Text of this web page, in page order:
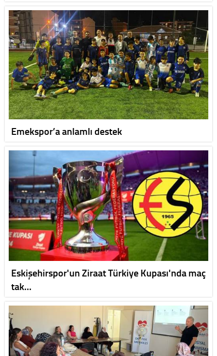
Emekspor’a anlamlı destek
Eskişehirspor'un Ziraat Türkiye Kupası'nda maç
tak…